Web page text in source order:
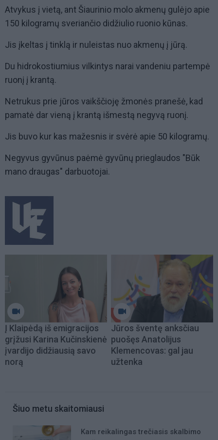
Atvykus į vietą, ant Šiaurinio molo akmenų gulėjo apie
150 kilogramų sveriančio didžiulio ruonio kūnas.
Jis įkeltas į tinklą ir nuleistas nuo akmenų į jūrą.
Du hidrokostiumius vilkintys narai vandeniu partempė
ruonį į krantą.
Netrukus prie jūros vaikščioję žmonės pranešė, kad
pamatė dar vieną į krantą išmestą negyvą ruonį.
Jis buvo kur kas mažesnis ir svėrė apie 50 kilogramų.
Negyvus gyvūnus paėmė gyvūnų prieglaudos "Būk
mano draugas" darbuotojai.
Į Klaipėdą iš emigracijos
grįžusi Karina Kučinskienė
įvardijo didžiausią savo
norą
Jūros šventę anksčiau
puošęs Anatolijus
Klemencovas: gal jau
užtenka
Šiuo metu skaitomiausi
Kam reikalingas trečiasis skalbimo